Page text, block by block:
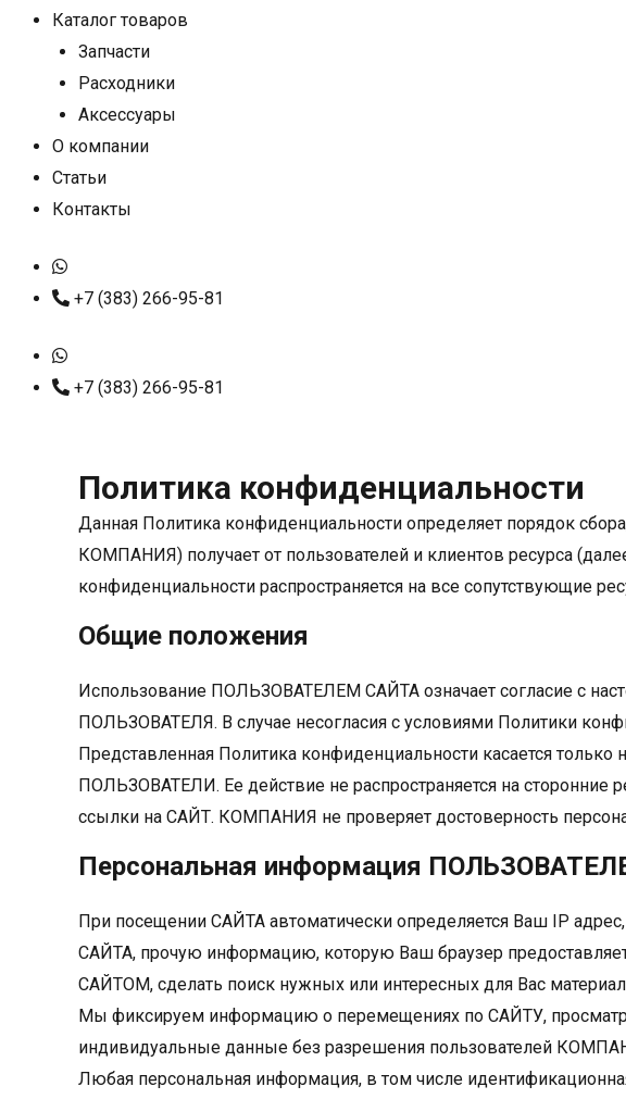
Каталог товаров
Запчасти
Расходники
Аксессуары
О компании
Статьи
Контакты
+7 (383) 266-95-81
+7 (383) 266-95-81
Политика конфиденциальности
Данная Политика конфиденциальности определяет порядок
КОМПАНИЯ) получает от пользователей и клиентов ресурса
конфиденциальности распространяется на все сопутствующие
Общие положения
Использование ПОЛЬЗОВАТЕЛЕМ САЙТА означает согласие с
ПОЛЬЗОВАТЕЛЯ. В случае несогласия с условиями Политики
Представленная Политика конфиденциальности касается
ПОЛЬЗОВАТЕЛИ. Ее действие не распространяется на сторонние
ссылки на САЙТ. КОМПАНИЯ не проверяет достоверность
Персональная информация
При посещении САЙТА автоматически определяется Ваш IP
САЙТА, прочую информацию, которую Ваш браузер
САЙТОМ, сделать поиск нужных или интересных для Вас
Мы фиксируем информацию о перемещениях по САЙТУ,
индивидуальные данные без разрешения пользователей
Любая персональная информация, в том числе